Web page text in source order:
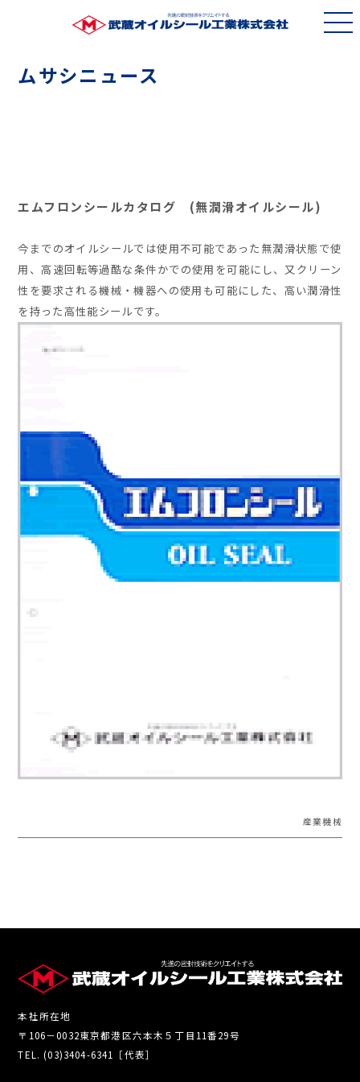
ムサシニュース
エムフロンシールカタログ (無潤滑オイルシール)
今までのオイルシールでは使用不可能であった無潤滑状態で使
用、高速回転等過酷な条件かでの使用を可能にし、又クリーン
性を要求される機械・機器への使用も可能にした、高い潤滑性
を持った高性能シールです。
産業機械
本社所在地
〒106－0032東京都港区六本木５丁目11番29号
TEL. (03)3404-6341［代表］